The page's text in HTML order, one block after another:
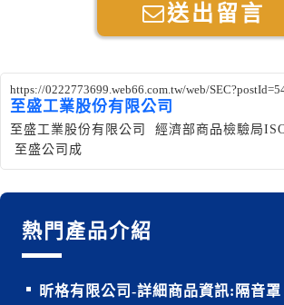
送出留言
https://0222773699.web66.com.tw/web/
至盛工業股份有限公司
至盛工業股份有限公司 經濟部商品檢驗局
至盛公司成
熱門產品介紹
昕格有限公司-詳細商品資訊:隔音罩